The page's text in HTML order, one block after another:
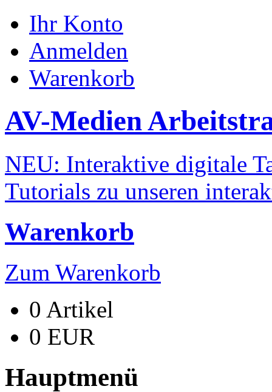
Ihr Konto
Anmelden
Warenkorb
AV-Medien
NEU: Interaktive digitale
Tutorials zu unseren
Warenkorb
Zum Warenkorb
0 Artikel
0 EUR
Hauptmenü